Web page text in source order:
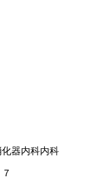
化器内科内科